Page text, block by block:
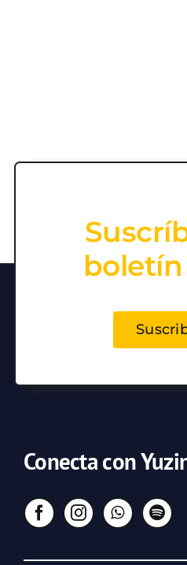
boletín
Conecta con